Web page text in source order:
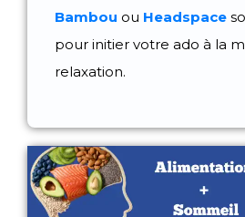
Bambou ou Headspace
pour initier votre ado à la
relaxation.